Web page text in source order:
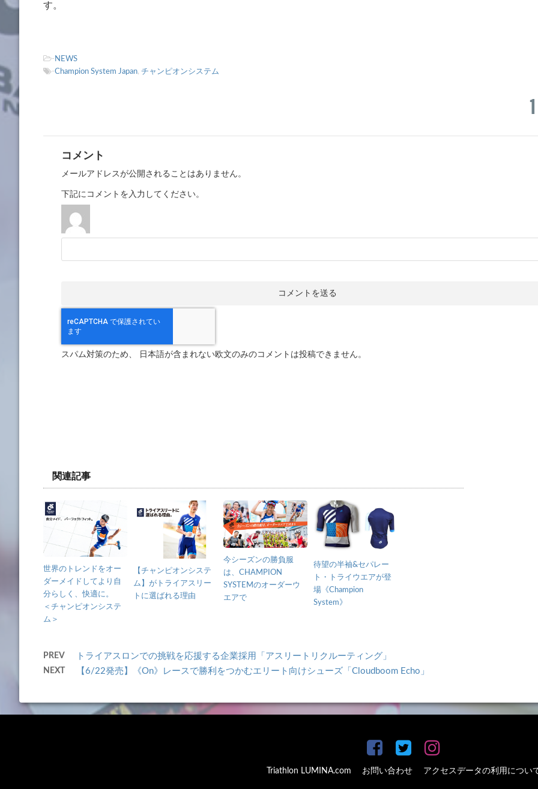
す。
- NEWS
-Champion System Japan, チャンピオンシステム
1
コメント
メールアドレスが公開されることはありません。
下記にコメントを入力してください。
スパム対策のため、 日本語が含まれない欧文のみのコメントは投稿できません。
関連記事
世界のトレンドをオー
ダーメイドしてより自
分らしく、快適に。
＜チャンピオンシステ
ム＞
【チャンピオンシステ
ム】がトライアスリー
トに選ばれる理由
今シーズンの勝負服
は、CHAMPION
SYSTEMのオーダーウ
エアで
待望の半袖&セパレー
ト・トライウエアが登
場《Champion
System》
PREV トライアスロンでの挑戦を応援する企業採用「アスリートリクルーティング」
NEXT 【6/22発売】《On》レースで勝利をつかむエリート向けシューズ「Cloudboom Echo」
Triathlon LUMINA.com お問い合わせ アクセスデータの利用につい